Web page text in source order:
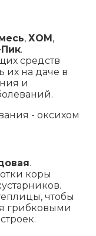
, ХОМ,
.
средств
их на даче в
и
.
коры
чтобы
грибковыми